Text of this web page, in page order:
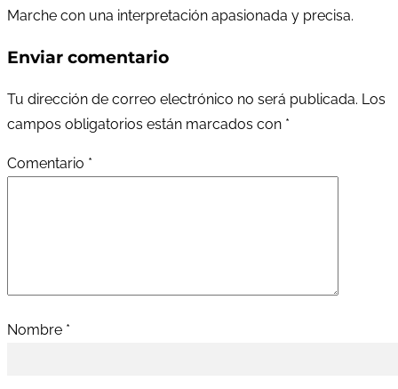
Marche con una interpretación apasionada y precisa.
Enviar comentario
Tu dirección de correo electrónico no será publicada. Los
campos obligatorios están marcados con *
Comentario *
Nombre *